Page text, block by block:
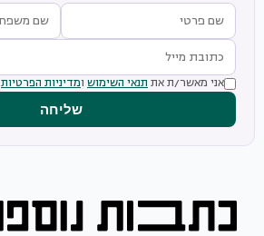
אני מאשר/ת את תנאי השימוש ומדיניות הפרטיות
שליחה